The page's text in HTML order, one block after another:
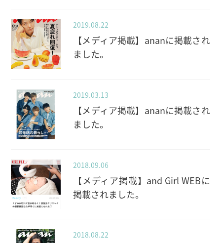
2019.08.22
【メディア掲載】ananに掲載され
ました。
2019.03.13
【メディア掲載】ananに掲載され
ました。
2018.09.06
【メディア掲載】and Girl WEBに
掲載されました。
2018.08.22